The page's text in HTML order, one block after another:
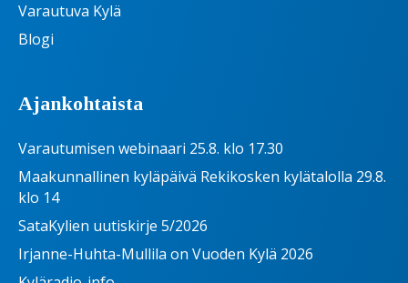
Varautuva Kylä
Blogi
Ajankohtaista
Varautumisen webinaari 25.8. klo 17.30
Maakunnallinen kyläpäivä Rekikosken kylätalolla 29.8.
klo 14
SataKylien uutiskirje 5/2026
Irjanne-Huhta-Mullila on Vuoden Kylä 2026